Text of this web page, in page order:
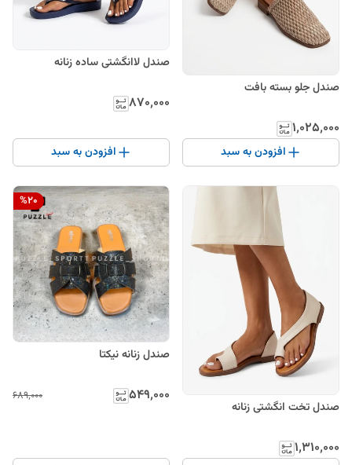
صندل جلو بسته بافت
۱٬۰۲۵٬۰۰۰
افزودن به سبد
صندل لاانگشتی ساده زنانه
۸۷۰٬۰۰۰
افزودن به سبد
صندل تخت انگشتی زنانه
۱٬۳۱۰٬۰۰۰
%20
صندل زنانه نیکتا
۵۴۹٬۰۰۰ ۶۸۹٬۰۰۰